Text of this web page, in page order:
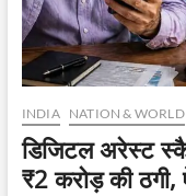
INDIA NATION & WORLD
डिजिटल अरेस्ट
₹2 करोड़ की